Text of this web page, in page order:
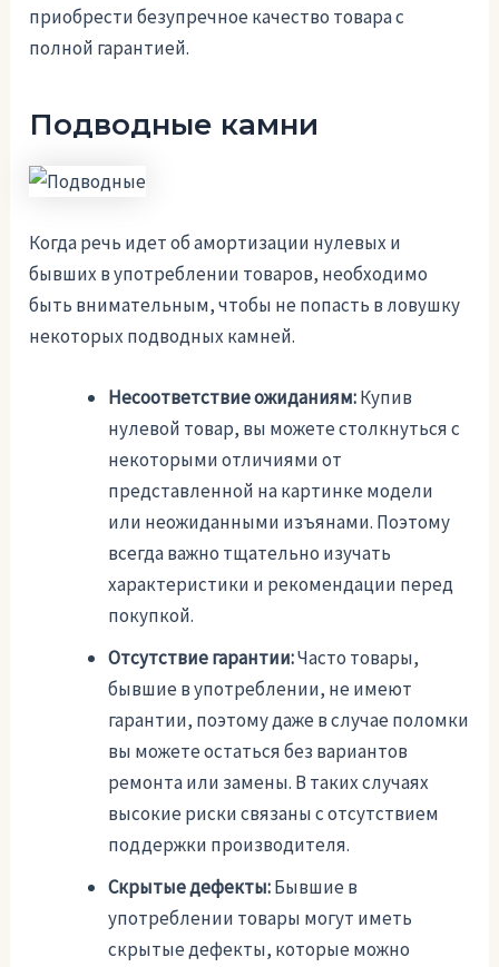
приобрести безупречное качество товара с
полной гарантией.
Подводные камни
Когда речь идет об амортизации нулевых и
бывших в употреблении товаров, необходимо
быть внимательным, чтобы не попасть в ловушку
некоторых подводных камней.
Несоответствие ожиданиям:Купив
нулевой товар, вы можете столкнуться с
некоторыми отличиями от
представленной на картинке модели
или неожиданными изъянами. Поэтому
всегда важно тщательно изучать
характеристики и рекомендации перед
покупкой.
Отсутствие гарантии:Часто товары,
бывшие в употреблении, не имеют
гарантии, поэтому даже в случае поломки
вы можете остаться без вариантов
ремонта или замены. В таких случаях
высокие риски связаны с отсутствием
поддержки производителя.
Скрытые дефекты:Бывшие в
употреблении товары могут иметь
скрытые дефекты, которые можно